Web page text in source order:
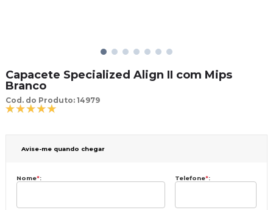
Capacete Specialized Align II com Mips
Brancoㅤㅤㅤㅤㅤㅤㅤㅤㅤㅤ
Cod. do Produto: 14979
Avise-me quando chegar
Nome*: Telefone*: